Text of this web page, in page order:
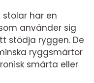
stolar har en
använder sig
stödja ryggen. De
ryggsmärtor
smärta eller